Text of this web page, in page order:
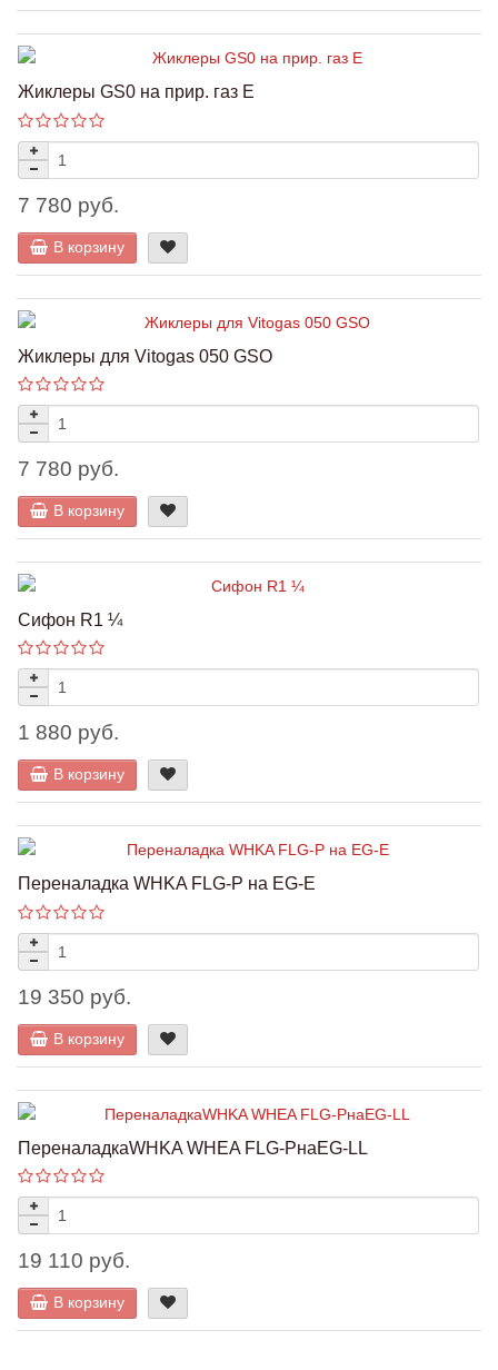
Жиклеры GS0 на прир. газ Е
7 780 руб.
В корзину
Жиклеры для Vitogas 050 GSO
7 780 руб.
В корзину
Сифон R1 ¼
1 880 руб.
В корзину
Переналадка WHKA FLG-P на EG-E
19 350 руб.
В корзину
ПереналадкаWHKA WHEA FLG-PнаEG-LL
19 110 руб.
В корзину